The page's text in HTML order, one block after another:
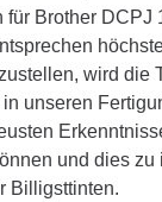
für Brother DCPJ
wird die
unseren
und dies zu
Billigsttinten.